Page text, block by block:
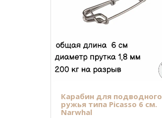
Карабин для подводного
ружья типа Picasso 6 см.
Narwhal